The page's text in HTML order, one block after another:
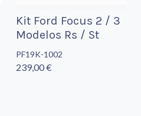
Kit Ford Focus 2 / 3
Modelos Rs / St
PF19K-1002
239,00 €